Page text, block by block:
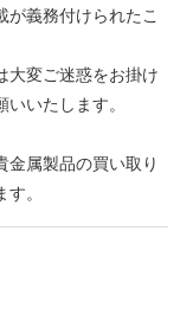
義務付けられたこ
大変ご迷惑をお掛け
いたします。
金属製品の買い取り
。